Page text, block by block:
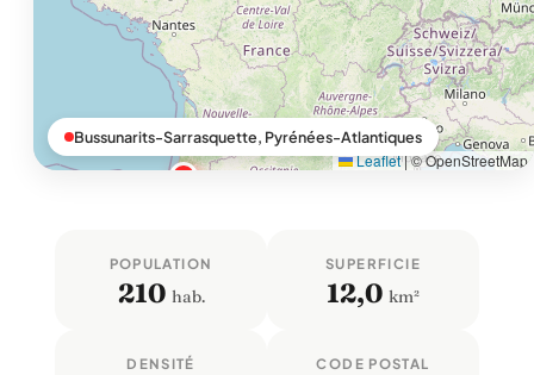
Leaflet|© OpenStreetMap
Bussunarits-Sarrasquette, Pyrénées-Atlantiques
POPULATION
210 hab.
SUPERFICIE
12,0 km²
DENSITÉ CODE POSTAL